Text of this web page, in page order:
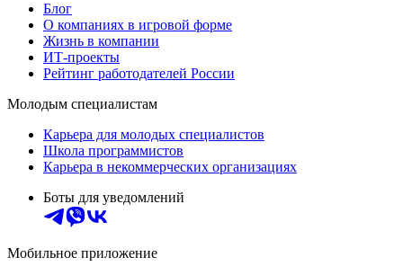
Блог
О компаниях в игровой форме
Жизнь в компании
ИТ-проекты
Рейтинг работодателей России
Молодым специалистам
Карьера для молодых специалистов
Школа программистов
Карьера в некоммерческих организациях
Боты для уведомлений
Мобильное приложение